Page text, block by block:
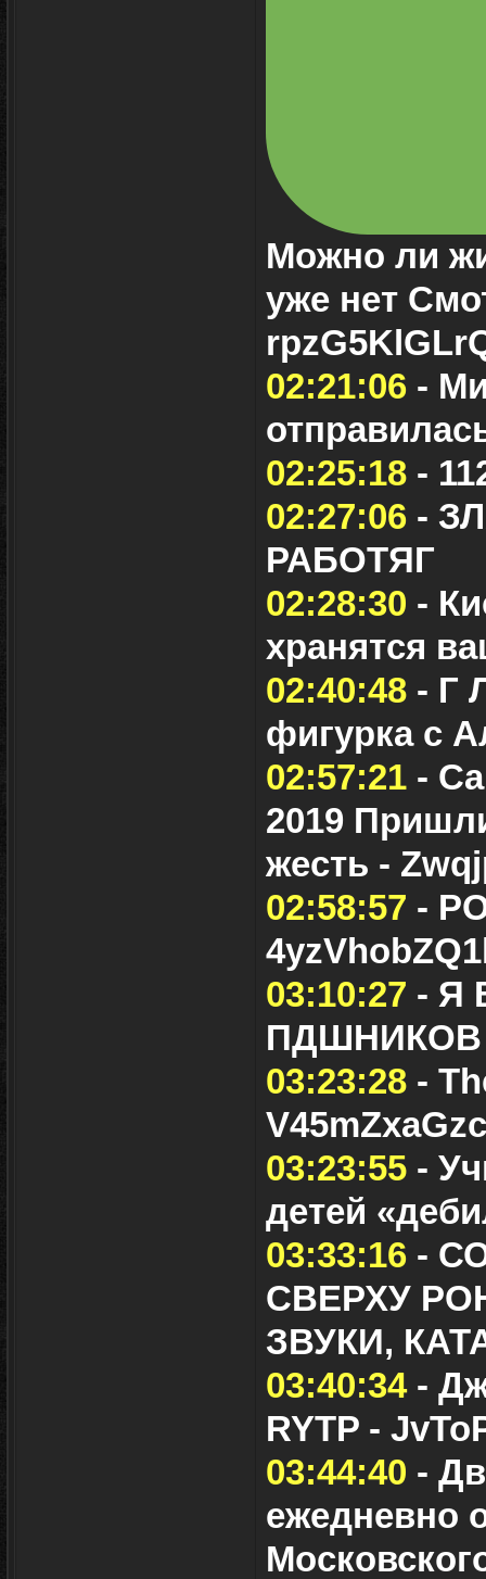
Можно ли
уже нет
02:21:06 -
02:25:18 -
02:27:06 -
РАБОТЯГ
02:28:30 -
хранятся
02:40:48 - Г
фигурка с
02:57:21 -
2019
жесть -
02:58:57 -
03:10:27 - Я
ПДШНИКОВ
03:23:28 -
03:23:55 -
детей
03:33:16 -
СВЕРХУ
ЗВУКИ,
03:40:34-
RYTP -
03:44:40 -
ежедневно